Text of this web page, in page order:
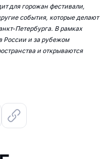
для горожан фестивали,
события, которые делают
Петербурга. В рамках
России и за рубежом
и открываются